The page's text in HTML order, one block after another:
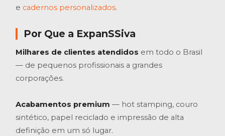
e cadernos personalizados.
Por Que a ExpanSSiva
Milhares de clientes atendidos em todo o Brasil
— de pequenos profissionais a grandes
corporações.
Acabamentos premium — hot stamping, couro
sintético, papel reciclado e impressão de alta
definição em um só lugar.